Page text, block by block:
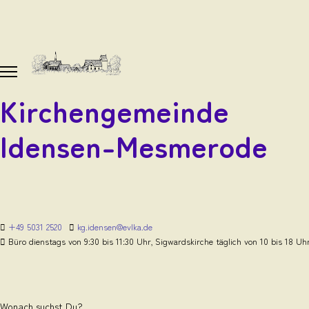
Kirchengemeinde
Idensen-Mesmerode
+49 5031 2520
kg.idensen@evlka.de
Büro dienstags von 9:30 bis 11:30 Uhr, Sigwardskirche täglich von 10 bis 18
Wonach suchst Du?